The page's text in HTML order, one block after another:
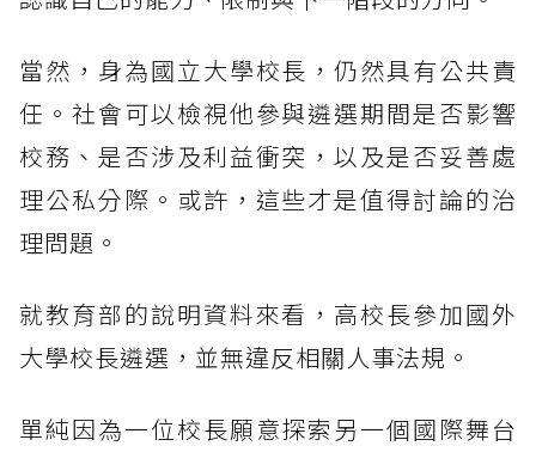
當然，身為國立大學校長，仍然具有公共責
任。社會可以檢視他參與遴選期間是否影響
校務、是否涉及利益衝突，以及是否妥善處
理公私分際。或許，這些才是值得討論的治
理問題。
就教育部的說明資料來看，高校長參加國外
大學校長遴選，並無違反相關人事法規。
單純因為一位校長願意探索另一個國際舞台